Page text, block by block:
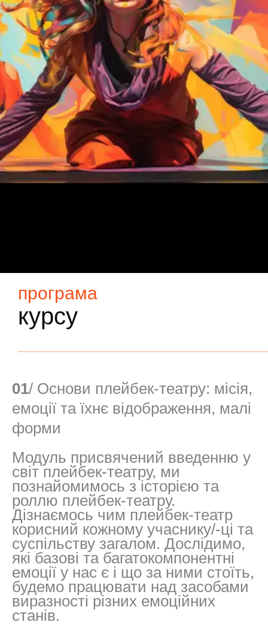
програма
курсу
01/ Основи плейбек-театру: місія,
емоції та їхнє відображення, малі
форми
Модуль присвячений введенню у
світ плейбек-театру, ми
познайомимось з історією та
роллю плейбек-театру.
Дізнаємось чим плейбек-театр
корисний кожному учаснику/-ці та
суспільству загалом. Дослідимо,
які базові та багатокомпонентні
емоції у нас є і що за ними стоїть,
будемо працювати над засобами
виразності різних емоційних
станів.